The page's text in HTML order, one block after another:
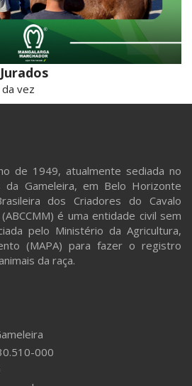
vez
de 1949, atualmente sediada no
da Gameleira, em Belo Horizonte
dos Criadores do Cavalo
é uma entidade civil sem
pelo Ministério da Agricultura,
(MAPA) para fazer o registro
da raça.
000